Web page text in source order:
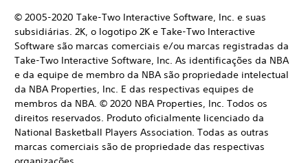
© 2005-2020 Take-Two Interactive Software, Inc. e suas
subsidiárias. 2K, o logotipo 2K e Take-Two Interactive
Software são marcas comerciais e/ou marcas registradas da
Take-Two Interactive Software, Inc. As identificações da NBA
e da equipe de membro da NBA são propriedade intelectual
da NBA Properties, Inc. E das respectivas equipes de
membros da NBA. © 2020 NBA Properties, Inc. Todos os
direitos reservados. Produto oficialmente licenciado da
National Basketball Players Association. Todas as outras
marcas comerciais são de propriedade das respectivas